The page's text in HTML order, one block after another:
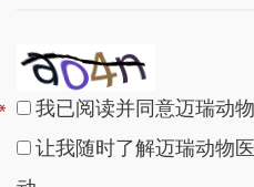
我已阅读并同意迈瑞动
让我随时了解迈瑞动物